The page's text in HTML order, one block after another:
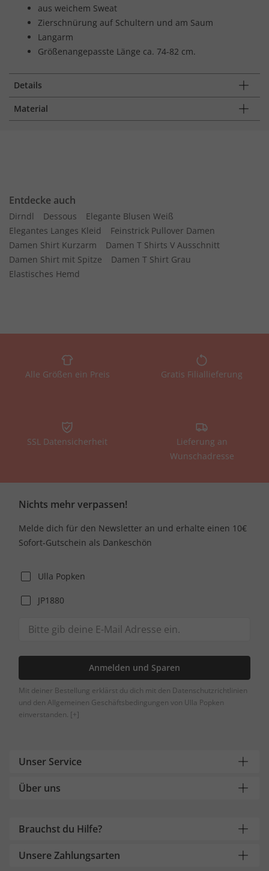
aus weichem Sweat
Zierschnürung auf Schultern und am Saum
Langarm
Größenangepasste Länge ca. 74-82 cm.
Details
Material
Entdecke auch
Dirndl Dessous
Elegante Blusen Weiß
Elegantes Langes Kleid
Feinstrick Pullover Damen
Damen Shirt Kurzarm
Damen T Shirts V Ausschnitt
Damen Shirt mit Spitze
Damen T Shirt Grau
Elastisches Hemd
Alle Größen ein Preis Gratis Filiallieferung
SSL Datensicherheit
Lieferung an
Wunschadresse
Nichts mehr verpassen!
Melde dich für den Newsletter an und erhalte einen 10€
Sofort-Gutschein als Dankeschön
Ulla Popken
JP1880
Anmelden und Sparen
Mit deiner Bestellung erklärst du dich mit den Datenschutzrichtlinien
und den Allgemeinen Geschäftsbedingungen von Ulla Popken
einverstanden. [+]
Unser Service
Über uns
Brauchst du Hilfe?
Unsere Zahlungsarten